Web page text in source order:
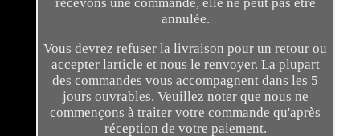
annulée.
Vous devrez refuser la livraison pour un retour ou
accepter larticle et nous le renvoyer. La plupart
des commandes vous accompagnent dans les 5
jours ouvrables. Veuillez noter que nous ne
commençons à traiter votre commande qu'après
réception de votre paiement.